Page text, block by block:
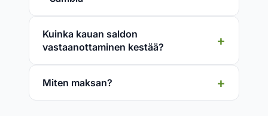
Kuinka kauan saldon
vastaanottaminen kestää?
Miten maksan?